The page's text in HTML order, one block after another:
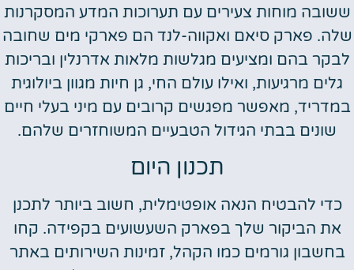
מוחות צעירים עם תערוכות המדע המסקרנות
פארק סיאם ואקווה-לנד הם פארקי מים שחובה
בהם ומציעים מגלשות מלאות אדרנלין ובריכות
גלים מרגיעות, ואילו עולם החי, גן חיות מגוון ביולוגית
מאפשר מפגשים קרובים עם מיני בעלי חיים
שונים בבתי הגידול הטבעיים המשוחזרים שלהם.
תכנון היום
כדי להבטיח הנאה אופטימלית, חשוב ביותר לתכנן
את הביקור שלך בפארק השעשועים בקפידה. קחו
בחשבון גורמים כמו הקהל, זמינות השירותים באתר